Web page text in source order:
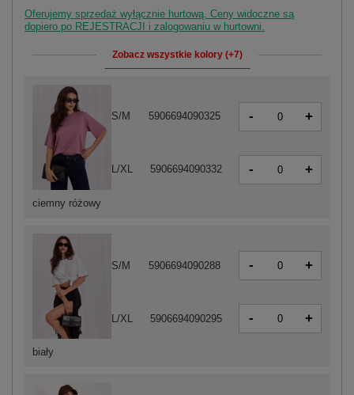
Oferujemy sprzedaż wyłącznie hurtową. Ceny widoczne są
dopiero po REJESTRACJI i zalogowaniu w hurtowni.
Zobacz wszystkie kolory (+7)
biały
S/M 5906694090288 - +
L/XL 5906694090295 - +
ciemny różowy
S/M 5906694090325 - +
L/XL 5906694090332 - +